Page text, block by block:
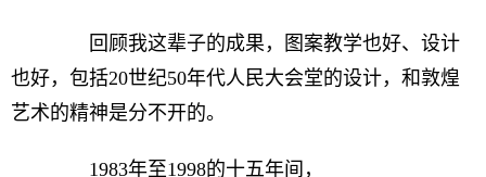
回顾我这辈子的成果，图案教学也好、设计
也好，包括20世纪50年代人民大会堂的设计，和敦煌
艺术的精神是分不开的。
1983年至1998的十五年间，